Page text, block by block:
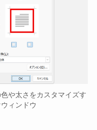
や太さをカスタマイズす
ィンドウ